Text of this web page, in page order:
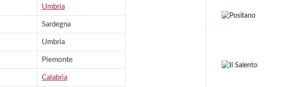
Umbria
Sardegna
Umbria
Piemonte
Calabria